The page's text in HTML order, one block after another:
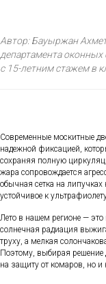
Автор: Бауыржан
департамента
с 15-летним стажем в
Современные москитные
надежной фиксацией,
сохраняя полную
жара сопровождается
обычная сетка на липучках
устойчивое к
Лето в нашем регионе —
солнечная радиация
труху, а мелкая
Поэтому, выбирая решение
на защиту от комаров, но и